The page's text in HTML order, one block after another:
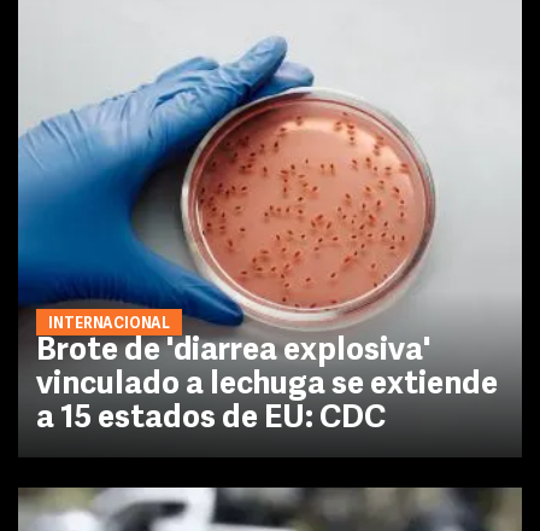
INTERNACIONAL
Brote de 'diarrea explosiva'
vinculado a lechuga se extiende
a 15 estados de EU: CDC